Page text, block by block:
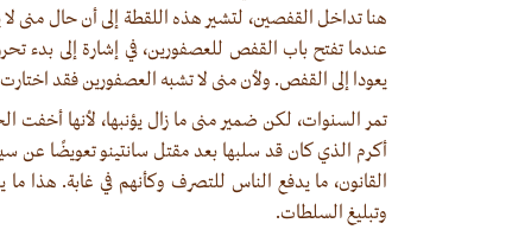
هنا تداخل القفصين، لتشير هذه اللقطة إلى أن حال منى
عندما تفتح باب القفص للعصفورين، في إشارة إلى بدء
يعودا إلى القفص. ولأن منى لا تشبه العصفورين فقد
تمر السنوات، لكن ضمير منى ما زال يؤنبها، لأنها أخفت
أكرم الذي كان قد سلبها بعد مقتل سانتينو تعويضًا عن
القانون، ما يدفع الناس للتصرف وكأنهم في غابة. هذا
وتبليغ السلطات.